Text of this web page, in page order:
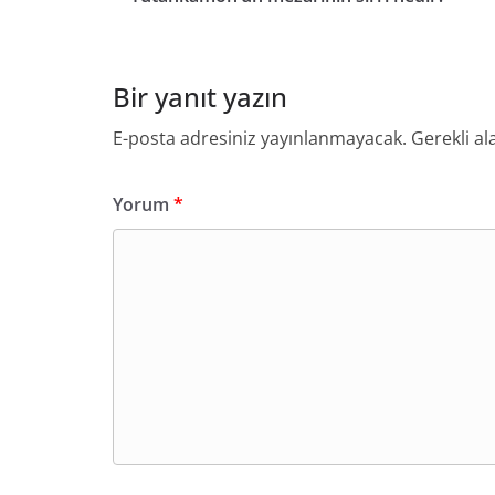
Bir yanıt yazın
E-posta adresiniz yayınlanmayacak. Gerekli
Yorum *